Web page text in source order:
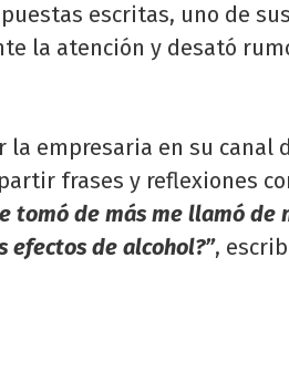
escritas, uno de
la atención y desató
la empresaria en su canal
frases y reflexiones
tomó de más me llamó de
efectos de alcohol?”,